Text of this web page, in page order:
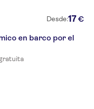
Desde:17 €
en barco por el